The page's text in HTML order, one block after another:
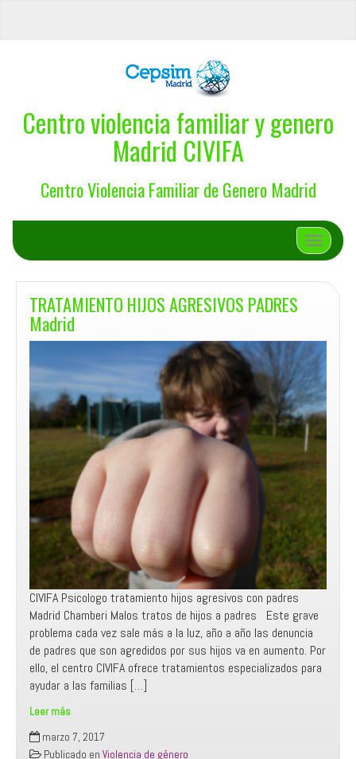
Centro violencia familiar y genero
Madrid CIVIFA
Centro Violencia Familiar de Genero Madrid
Cambiar
TRATAMIENTO HIJOS AGRESIVOS PADRES
Madrid
CIVIFA Psicologo tratamiento hijos agresivos con padres
Madrid Chamberi Malos tratos de hijos a padres Este grave
problema cada vez sale más a la luz, año a año las denuncia
de padres que son agredidos por sus hijos va en aumento. Por
ello, el centro CIVIFA ofrece tratamientos especializados para
ayudar a las familias […]
Leer más
TRATAMIENTO
HIJOSmarzo 7, 2017
Publicado en Violencia de género